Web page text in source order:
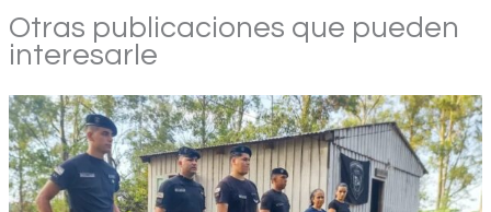
Otras publicaciones que pueden
interesarle